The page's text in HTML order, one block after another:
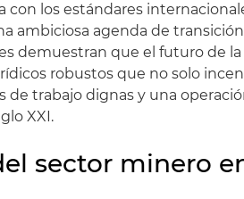
con los estándares
ambiciosa agenda de
demuestran que el futuro de
robustos que no solo
de trabajo dignas y una
XXI.
sector minero